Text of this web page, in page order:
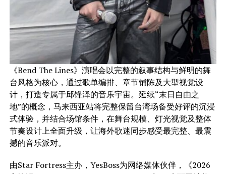
《Bend The Lines》演唱会以完整的叙事结构与鲜明的舞
台风格为核心，通过歌单编排、章节铺陈及大型视觉设
计，打造专属于邱锋泽的音乐宇宙。延续“末日自由之
地”的概念，马来西亚站将完整保留台湾场备受好评的沉浸
式体验，并结合场馆条件，在舞台规模、灯光视觉及整体
节奏设计上全面升级，让海外歌迷同步感受最完整、最震
撼的音乐派对。
由Star Fortress主办，YesBoss为网络媒体伙伴，《2026